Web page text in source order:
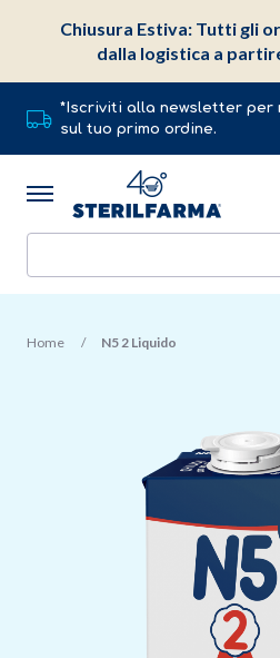
*Iscriviti alla newsletter per
sul tuo primo ordine.
Home N5 2 Liquido
Chiusura Estiva: Tutti gli
dalla logistica a